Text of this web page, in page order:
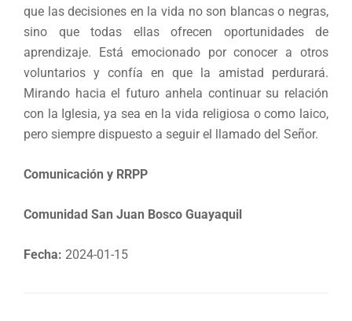
que las decisiones en la vida no son blancas o negras,
sino que todas ellas ofrecen oportunidades de
aprendizaje. Está emocionado por conocer a otros
voluntarios y confía en que la amistad perdurará.
Mirando hacia el futuro anhela continuar su relación
con la Iglesia, ya sea en la vida religiosa o como laico,
pero siempre dispuesto a seguir el llamado del Señor.
Comunicación y RRPP
Comunidad San Juan Bosco Guayaquil
Fecha: 2024-01-15